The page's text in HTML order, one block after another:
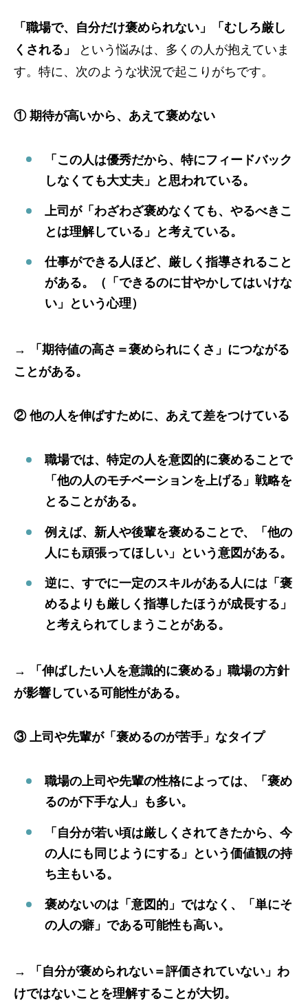
「職場で、自分だけ褒められない」「むしろ厳し
くされる」
という悩みは、多くの人が抱えていま
す。特に、次のような状況で起こりがちです。
① 期待が高いから、あえて褒めない
「この人は優秀だから、特にフィードバック
しなくても大丈夫」と思われている。
上司が「わざわざ褒めなくても、やるべきこ
とは理解している」と考えている。
仕事ができる人ほど、厳しく指導されること
がある。（「できるのに甘やかしてはいけな
い」という心理）
→
「期待値の高さ＝褒められにくさ」につながる
ことがある。
② 他の人を伸ばすために、あえて差をつけている
職場では、特定の人を意図的に褒めることで
「他の人のモチベーションを上げる」戦略を
とることがある。
例えば、新人や後輩を褒めることで、「他の
人にも頑張ってほしい」という意図がある。
逆に、すでに一定のスキルがある人には「褒
めるよりも厳しく指導したほうが成長する」
と考えられてしまうことがある。
→
「伸ばしたい人を意識的に褒める」職場の方針
が影響している可能性がある。
③ 上司や先輩が「褒めるのが苦手」なタイプ
職場の上司や先輩の性格によっては、「褒め
るのが下手な人」も多い。
「自分が若い頃は厳しくされてきたから、今
の人にも同じようにする」という価値観の持
ち主もいる。
褒めないのは「意図的」ではなく、「単にそ
の人の癖」である可能性も高い。
→
「自分が褒められない＝評価されていない」わ
けではないことを理解することが大切。